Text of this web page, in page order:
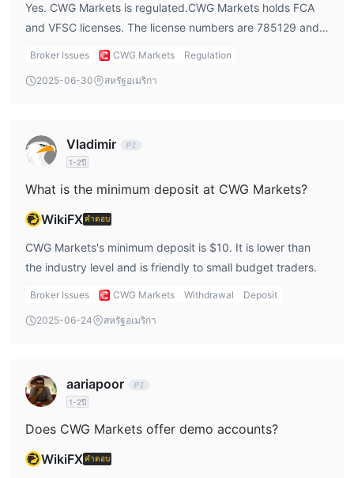
Yes. CWG Markets is regulated.CWG Markets holds FCA
and VFSC licenses. The license numbers are 785129 and
41694, but the VFSC license is marked as “Offshore
Broker Issues CWG Markets Regulation
2025-06-30 สหรัฐอเมริกา
Vladimir
1-2ปี
What is the minimum deposit at CWG Markets?
WikiFXคำตอบ
CWG Markets's minimum deposit is $10. It is lower than
the industry level and is friendly to small budget traders.
Broker Issues CWG Markets Withdrawal Deposit
2025-06-24 สหรัฐอเมริกา
aariapoor
1-2ปี
Does CWG Markets offer demo accounts?
WikiFXคำตอบ